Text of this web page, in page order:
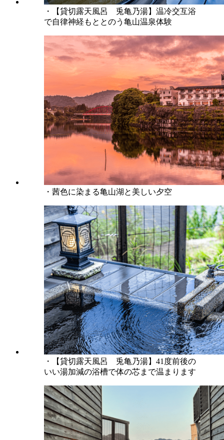
・【貸切露天風呂 兎亀乃湯】温冷交互浴
で自律神経もととのう亀山温泉体験
・茜色に染まる亀山湖と美しい夕空
・【貸切露天風呂 兎亀乃湯】41度前後の
いい湯加減の浴槽で体の芯まで温まります